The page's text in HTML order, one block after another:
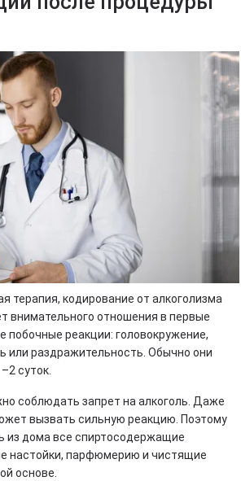
терапия, кодирование от алкоголизма
внимательного отношения в первые
побочные реакции: головокружение,
или раздражительность. Обычно они
суток.
соблюдать запрет на алкоголь. Даже
вызвать сильную реакцию. Поэтому
из дома все спиртосодержащие
настойки, парфюмерию и чистящие
основе.